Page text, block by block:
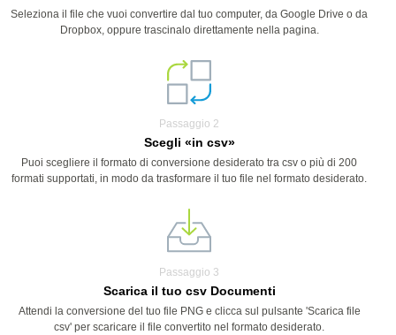
Seleziona il file che vuoi convertire dal tuo computer, da Google Drive o da
Dropbox, oppure trascinalo direttamente nella pagina.
Passaggio 2
Scegli «in csv»
Puoi scegliere il formato di conversione desiderato tra csv o più di 200
formati supportati, in modo da trasformare il tuo file nel formato desiderato.
Passaggio 3
Scarica il tuo csv Documenti
Attendi la conversione del tuo file PNG e clicca sul pulsante 'Scarica file
csv' per scaricare il file convertito nel formato desiderato.